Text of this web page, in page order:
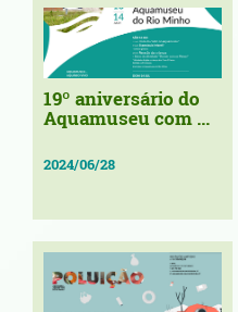
19º aniversário do
Aquamuseu com ...
2024/06/28